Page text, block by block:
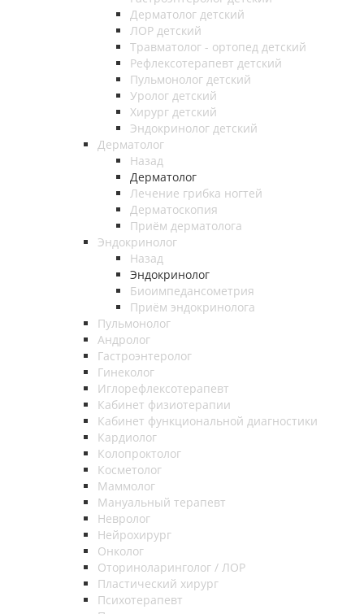
Дерматолог детский
ЛОР детский
Травматолог - ортопед детский
Рефлексотерапевт детский
Пульмонолог детский
Уролог детский
Хирург детский
Эндокринолог детский
Дерматолог
Назад
Дерматолог
Лечение грибка ногтей
Дерматоскопия
Приём дерматолога
Эндокринолог
Назад
Эндокринолог
Биоимпедансометрия
Приём эндокринолога
Пульмонолог
Андролог
Гастроэнтеролог
Гинеколог
Иглорефлексотерапевт
Кабинет физиотерапии
Кабинет функциональной диагностики
Кардиолог
Колопроктолог
Косметолог
Маммолог
Мануальный терапевт
Невролог
Нейрохирург
Онколог
Оториноларинголог / ЛОР
Пластический хирург
Психотерапевт